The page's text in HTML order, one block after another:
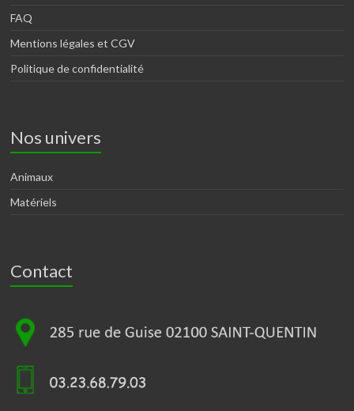
FAQ
Mentions légales et CGV
Politique de confidentialité
Nos univers
Animaux
Matériels
Contact